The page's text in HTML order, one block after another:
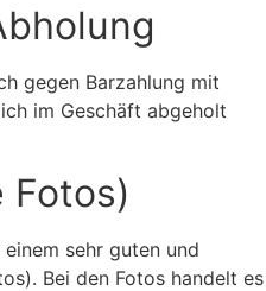
gegen Barzahlung mit
im Geschäft abgeholt
Fotos)
sehr guten und
Bei den Fotos handelt es